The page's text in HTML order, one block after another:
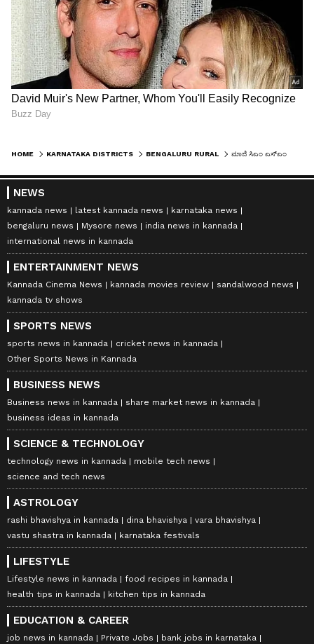
HOME KARNATAKA DISTRICTS BENGALURU RURAL
NEWS
kannada news latest kannada news
karnataka news
bengaluru news
Mysore news
india news in kannada
international news in kannada
ENTERTAINMENT NEWS
Kannada Cinema News kannada movies review
sandalwood news
kannada tv shows
SPORTS NEWS
sports news in kannada
cricket news in kannada
Other Sports News in Kannada
BUSINESS NEWS
Business news in kannada
share market news in kannada
business ideas in kannada
SCIENCE & TECHNOLOGY
technology news in kannada
mobile tech news
science and tech news
ASTROLOGY
rashi bhavishya in kannada dina bhavishya
vara bhavishya
vastu shastra in kannada
karnataka festivals
LIFESTYLE
Lifestyle news in kannada
food recipes in kannada
health tips in kannada
kitchen tips in kannada
EDUCATION & CAREER
job news in kannada Private Jobs bank jobs in karnataka